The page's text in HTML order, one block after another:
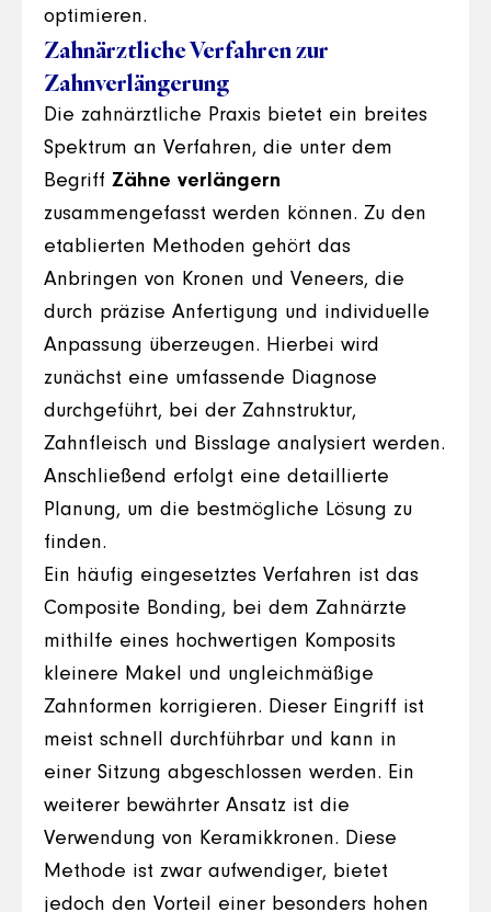
optimieren.
Zahnärztliche Verfahren zur
Zahnverlängerung
Die zahnärztliche Praxis bietet ein breites
Spektrum an Verfahren, die unter dem
Begriff Zähne verlängern
zusammengefasst werden können. Zu den
etablierten Methoden gehört das
Anbringen von Kronen und Veneers, die
durch präzise Anfertigung und individuelle
Anpassung überzeugen. Hierbei wird
zunächst eine umfassende Diagnose
durchgeführt, bei der Zahnstruktur,
Zahnfleisch und Bisslage analysiert werden.
Anschließend erfolgt eine detaillierte
Planung, um die bestmögliche Lösung zu
finden.
Ein häufig eingesetztes Verfahren ist das
Composite Bonding, bei dem Zahnärzte
mithilfe eines hochwertigen Komposits
kleinere Makel und ungleichmäßige
Zahnformen korrigieren. Dieser Eingriff ist
meist schnell durchführbar und kann in
einer Sitzung abgeschlossen werden. Ein
weiterer bewährter Ansatz ist die
Verwendung von Keramikkronen. Diese
Methode ist zwar aufwendiger, bietet
jedoch den Vorteil einer besonders hohen